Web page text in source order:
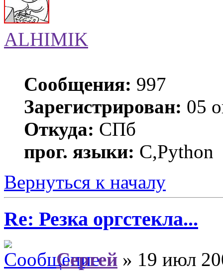
ALHIMIK
Сообщения: 997
Зарегистрирован: 05
Откуда: СПб
прог. языки: C,Python
Вернуться к началу
Re: Резка оргстекла...
Сергей » 19 июл